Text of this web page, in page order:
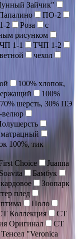
Зайчик"
ПО-2
2 Роза
с
рисунком
1-1
ТЧП 1-2
чехол
100% хлопок,
100%
70% шерсть, 30% ПЭ
велюр
100%, тик
Choice
Juanna
Soavita
Бамбук
Зоопарк
плед
Поло
Коллекция
СТ
Оригинал
СТ
Тенсел "Veronica